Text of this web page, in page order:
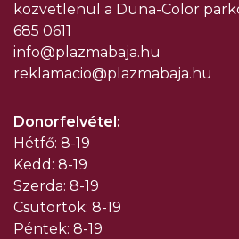
közvetlenül a Duna-Color
685 0611
info@plazmabaja.hu
reklamacio@plazmabaja.hu
Donorfelvétel:
Hétfő: 8-19
Kedd: 8-19
Szerda: 8-19
Csütörtök: 8-19
Péntek: 8-19